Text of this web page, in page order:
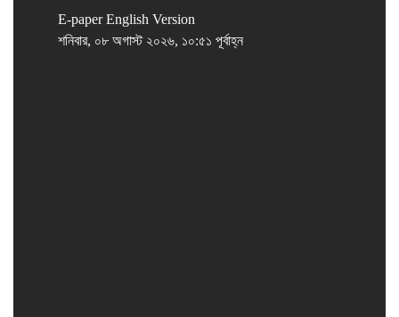
E-paper English Version
শনিবার, ০৮ অগাস্ট ২০২৬, ১০:৫১ পূর্বাহ্ন